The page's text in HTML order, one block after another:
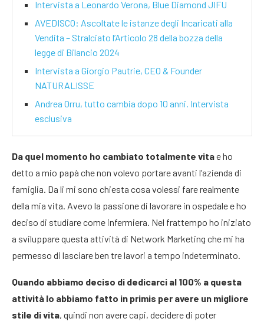
Intervista a Leonardo Verona, Blue Diamond JIFU
AVEDISCO: Ascoltate le istanze degli Incaricati alla
Vendita – Stralciato l’Articolo 28 della bozza della
legge di Bilancio 2024
Intervista a Giorgio Pautrie, CEO & Founder
NATURALISSE
Andrea Orru, tutto cambia dopo 10 anni. Intervista
esclusiva
Da quel momento ho cambiato totalmente vitae ho
detto a mio papà che non volevo portare avanti l’azienda di
famiglia. Da li mi sono chiesta cosa volessi fare realmente
della mia vita. Avevo la passione di lavorare in ospedale e ho
deciso di studiare come infermiera. Nel frattempo ho iniziato
a sviluppare questa attività di Network Marketing che mi ha
permesso di lasciare ben tre lavori a tempo indeterminato.
Quando abbiamo deciso di dedicarci al 100% a questa
attività lo abbiamo fatto in primis per avere un migliore
stile di vita, quindi non avere capi, decidere di poter